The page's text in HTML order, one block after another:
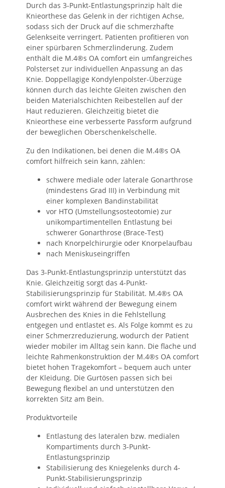
Durch das 3-Punkt-Entlastungsprinzip hält die
Knieorthese das Gelenk in der richtigen Achse,
sodass sich der Druck auf die schmerzhafte
Gelenkseite verringert. Patienten profitieren von
einer spürbaren Schmerzlinderung. Zudem
enthält die M.4®s OA comfort ein umfangreiches
Polsterset zur individuellen Anpassung an das
Knie. Doppellagige Kondylenpolster-Überzüge
können durch das leichte Gleiten zwischen den
beiden Materialschichten Reibestellen auf der
Haut reduzieren. Gleichzeitig bietet die
Knieorthese eine verbesserte Passform aufgrund
der beweglichen Oberschenkelschelle.
Zu den Indikationen, bei denen die M.4®s OA
comfort hilfreich sein kann, zählen:
schwere mediale oder laterale Gonarthrose
(mindestens Grad III) in Verbindung mit
einer komplexen Bandinstabilität
vor HTO (Umstellungsosteotomie) zur
unikompartimentellen Entlastung bei
schwerer Gonarthrose (Brace-Test)
nach Knorpelchirurgie oder Knorpelaufbau
nach Meniskuseingriffen
Das 3-Punkt-Entlastungsprinzip unterstützt das
Knie. Gleichzeitig sorgt das 4-Punkt-
Stabilisierungsprinzip für Stabilität. M.4®s OA
comfort wirkt während der Bewegung einem
Ausbrechen des Knies in die Fehlstellung
entgegen und entlastet es. Als Folge kommt es zu
einer Schmerzreduzierung, wodurch der Patient
wieder mobiler im Alltag sein kann. Die flache und
leichte Rahmenkonstruktion der M.4®s OA comfort
bietet hohen Tragekomfort – bequem auch unter
der Kleidung. Die Gurtösen passen sich bei
Bewegung flexibel an und unterstützen den
korrekten Sitz am Bein.
Produktvorteile
Entlastung des lateralen bzw. medialen
Kompartiments durch 3-Punkt-
Entlastungsprinzip
Stabilisierung des Kniegelenks durch 4-
Punkt-Stabilisierungsprinzip